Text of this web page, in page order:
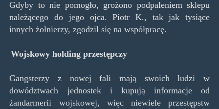
Gdyby to nie pomogło, grożono podpaleniem sklepu
należącego do jego ojca. Piotr K., tak jak tysiące
innych żołnierzy, zgodził się na współpracę.
Wojskowy holding przestępczy
Gangsterzy z nowej fali mają swoich ludzi w
dowództwach jednostek i kupują informacje od
żandarmerii wojskowej, więc niewiele przestępstw